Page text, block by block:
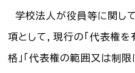
学校法人が役員等に関し
項として，現行の「代表権
格」「代表権の範囲又は制限